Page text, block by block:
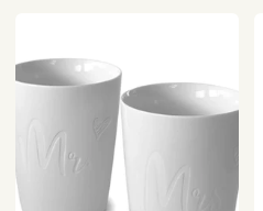
Becher
graviert
Goldscherben